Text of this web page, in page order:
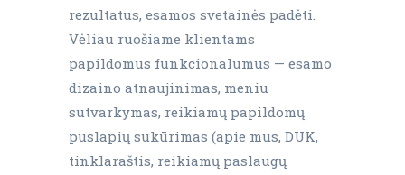
rezultatus, esamos svetainės padėti.
Vėliau ruošiame klientams
papildomus funkcionalumus — esamo
dizaino atnaujinimas, meniu
sutvarkymas, reikiamų papildomų
puslapių sukūrimas (apie mus, DUK,
tinklaraštis, reikiamų paslaugų